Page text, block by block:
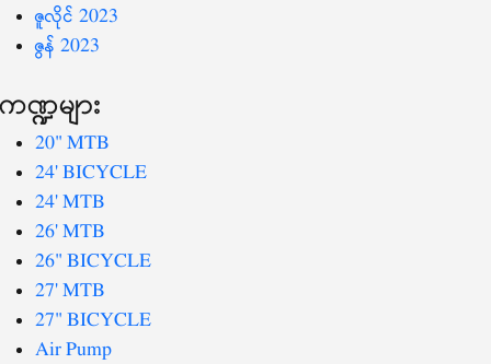
ဇူလိုင် 2023
ဇွန် 2023
ကဏ္ဍများ
20" MTB
24' BICYCLE
24' MTB
26' MTB
26" BICYCLE
27' MTB
27" BICYCLE
Air Pump